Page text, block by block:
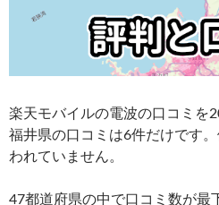
楽天モバイルの電波の口コミを
福井県の口コミは6件だけです
われていません。
47都道府県の中で口コミ数が最